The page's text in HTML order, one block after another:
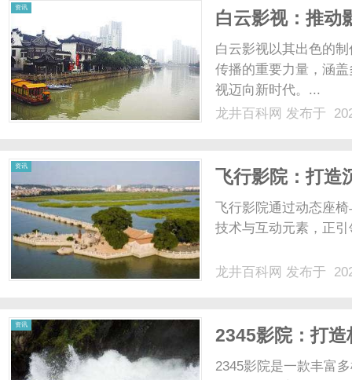
资讯
白云影视：推动
白云影视以其出色的
传播的重要力量，涵
视迈向新时代。...
龙井百科网 发布于
资讯
飞行影院：打造
飞行影院通过动态座
技术与互动元素，正
龙井百科网 发布于
资讯
2345影院：打
2345影院是一款丰富